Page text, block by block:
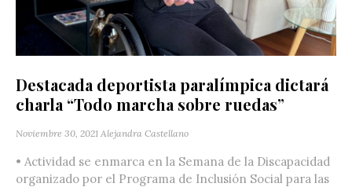
Destacada deportista paralímpica dictará
charla “Todo marcha sobre ruedas”
Noviembre 30, 2021 Alejandra Castellano
• Actividad se enmarca en la Semana de la Discapacidad
organizado por el Programa de Inclusión Social para las